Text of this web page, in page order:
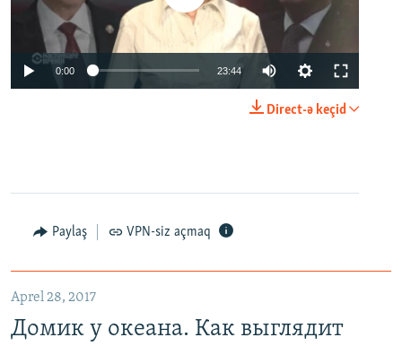
0:00 23:44
Direct-ə keçid
Paylaş VPN-siz açmaq
Aprel 28, 2017
Домик у океана. Как выглядит